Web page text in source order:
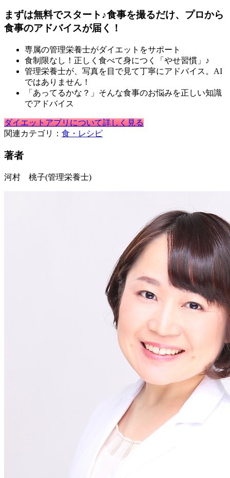
まずは無料でスタート♪食事を撮るだけ、プロから
食事のアドバイスが届く！
専属の管理栄養士がダイエットをサポート
食制限なし！正しく食べて身につく「やせ習慣」♪
管理栄養士が、写真を目で見て丁寧にアドバイス。AI
ではありません！
「あってるかな？」そんな食事のお悩みを正しい知識
でアドバイス
ダイエットアプリについて詳しく見る
関連カテゴリ： 食・レシピ
著者
河村 桃子(管理栄養士)